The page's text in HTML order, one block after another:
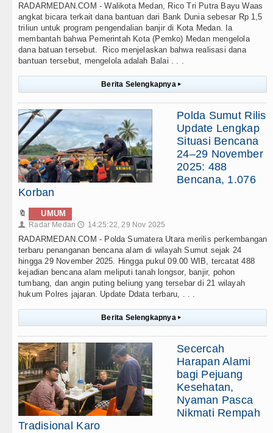
RADARMEDAN.COM - Walikota Medan, Rico Tri Putra Bayu Waas
angkat bicara terkait dana bantuan dari Bank Dunia sebesar Rp 1,5
triliun untuk program pengendalian banjir di Kota Medan. Ia
membantah bahwa Pemerintah Kota (Pemko) Medan mengelola
dana batuan tersebut. Rico menjelaskan bahwa realisasi dana
bantuan tersebut, mengelola adalah Balai . . .
Berita Selengkapnya ▸
Polda Sumut Rilis
Update Lengkap
Situasi Bencana
24–29 November
2025: 488
Bencana, 1.076
Korban
🔖 UMUM
👤 Radar Medan 🕔 14:25:22, 29 Nov 2025
RADARMEDAN.COM - Polda Sumatera Utara merilis perkembangan
terbaru penanganan bencana alam di wilayah Sumut sejak 24
hingga 29 November 2025. Hingga pukul 09.00 WIB, tercatat 488
kejadian bencana alam meliputi tanah longsor, banjir, pohon
tumbang, dan angin puting beliung yang tersebar di 21 wilayah
hukum Polres jajaran. Update Ddata terbaru, . . .
Berita Selengkapnya ▸
Secercah
Harapan Alami
bagi Pejuang
Kesehatan,
Nyaman Pasca
Nikmati Rempah
Tradisional Karo